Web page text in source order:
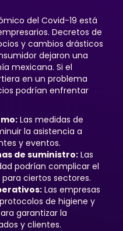
del Covid-19 está
Decretos de
y cambios drásticos
dejaron una
mexicana. Si el
en un problema
podrían enfrentar
Las medidas de
la asistencia a
y eventos.
de suministro:Las
podrían complicar el
ciertos sectores.
Las empresas
de higiene y
garantizar la
y clientes.